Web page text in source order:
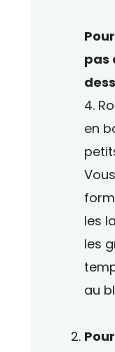
pas
4.
en
les
les
au